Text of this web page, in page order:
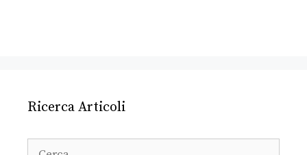
Ricerca Articoli